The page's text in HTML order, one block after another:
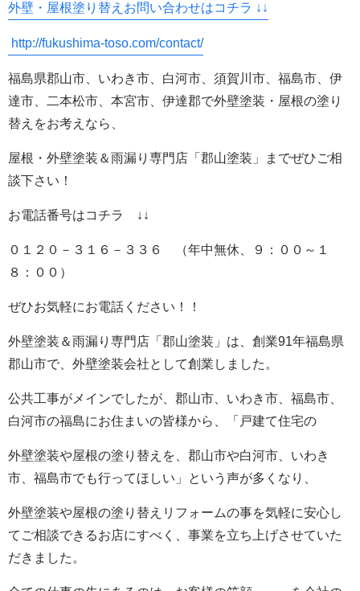
外壁・屋根塗り替えお問い合わせはコチラ ↓↓
http://fukushima-toso.com/contact/
福島県郡山市、いわき市、白河市、須賀川市、福島市、伊
達市、二本松市、本宮市、伊達郡で外壁塗装・屋根の塗り
替えをお考えなら、
屋根・外壁塗装＆雨漏り専門店「郡山塗装」までぜひご相
談下さい！
お電話番号はコチラ ↓↓
０１２０－３１６－３３６ （年中無休、９：００～１
８：００）
ぜひお気軽にお電話ください！！
外壁塗装＆雨漏り専門店「郡山塗装」は、創業91年福島県
郡山市で、外壁塗装会社として創業しました。
公共工事がメインでしたが、郡山市、いわき市、福島市、
白河市の福島にお住まいの皆様から、「戸建て住宅の
外壁塗装や屋根の塗り替えを、郡山市や白河市、いわき
市、福島市でも行ってほしい」という声が多くなり、
外壁塗装や屋根の塗り替えリフォームの事を気軽に安心し
てご相談できるお店にすべく、事業を立ち上げさせていた
だきました。